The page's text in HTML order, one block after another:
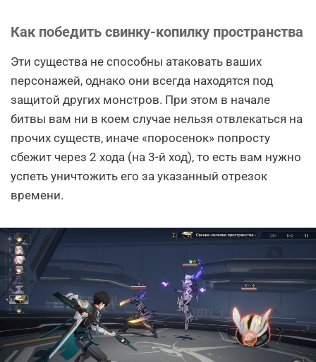
Как победить свинку-копилку пространства
Эти существа не способны атаковать ваших
персонажей, однако они всегда находятся под
защитой других монстров. При этом в начале
битвы вам ни в коем случае нельзя отвлекаться на
прочих существ, иначе «поросенок» попросту
сбежит через 2 хода (на 3-й ход), то есть вам нужно
успеть уничтожить его за указанный отрезок
времени.